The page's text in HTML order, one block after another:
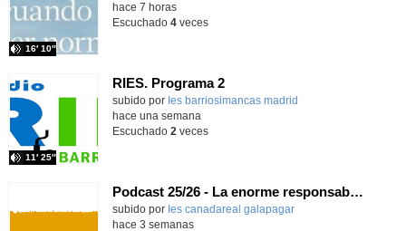
16′ 10″
hace 7 horas
Escuchado 4veces
RIES. Programa 2
Contenido educativo.
subido por Ies barriosimancas madrid
11′ 25″
hace una semana
Escuchado 2 veces
Podcast 25/26 - La enorme responsabilidad de ser juez
subido por Ies canadareal galapagar-
hace 3 semanas